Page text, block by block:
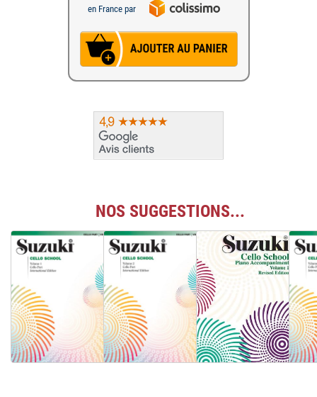
en France par
NOS SUGGESTIONS...